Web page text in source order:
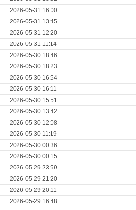
2026-05-31 16:00
2026-05-31 13:45
2026-05-31 12:20
2026-05-31 11:14
2026-05-30 18:46
2026-05-30 18:23
2026-05-30 16:54
2026-05-30 16:11
2026-05-30 15:51
2026-05-30 13:42
2026-05-30 12:08
2026-05-30 11:19
2026-05-30 00:36
2026-05-30 00:15
2026-05-29 23:59
2026-05-29 21:20
2026-05-29 20:11
2026-05-29 16:48